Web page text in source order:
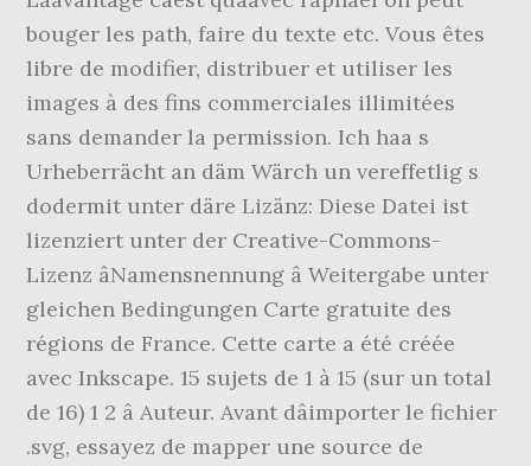
bouger les path, faire du texte etc. Vous êtes
libre de modifier, distribuer et utiliser les
images à des fins commerciales illimitées
sans demander la permission. Ich haa s
Urheberrächt an däm Wärch un vereffetlig s
dodermit unter däre Lizänz: Diese Datei ist
lizenziert unter der Creative-Commons-
Lizenz âNamensnennung â Weitergabe unter
gleichen Bedingungen Carte gratuite des
régions de France. Cette carte a été créée
avec Inkscape. 15 sujets de 1 à 15 (sur un total
de 16) 1 2 â Auteur. Avant dâimporter le fichier
.svg, essayez de mapper une source de